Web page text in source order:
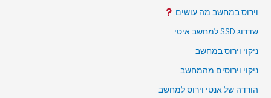
וירוס במחשב מה עושים
שדרוג SSD למחשב איטי
ניקוי וירוס במחשב
ניקוי וירוסים מהמחשב
הורדה של אנטי וירוס למחשב